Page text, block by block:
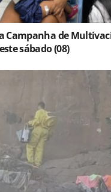
Campanha de
sábado (08)